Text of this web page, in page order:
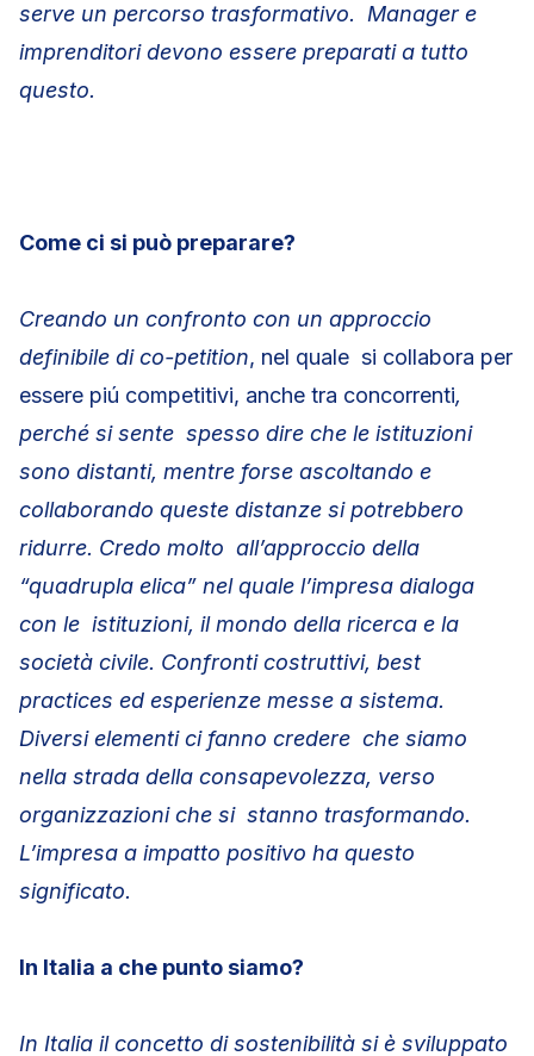
serve un percorso trasformativo. Manager e
imprenditori devono essere preparati a tutto
questo.
Come ci si può preparare?
Creando un confronto con un approccio
definibile di co-petition, nel quale si collabora per
essere piú competitivi, anche tra concorrenti,
perché si sente spesso dire che le istituzioni
sono distanti, mentre forse ascoltando e
collaborando queste distanze si potrebbero
ridurre. Credo molto all’approccio della
“quadrupla elica” nel quale l’impresa dialoga
con le istituzioni, il mondo della ricerca e la
società civile. Confronti costruttivi, best
practices ed esperienze messe a sistema.
Diversi elementi ci fanno credere che siamo
nella strada della consapevolezza, verso
organizzazioni che si stanno trasformando.
L’impresa a impatto positivo ha questo
significato.
In Italia a che punto siamo?
In Italia il concetto di sostenibilità si è sviluppato